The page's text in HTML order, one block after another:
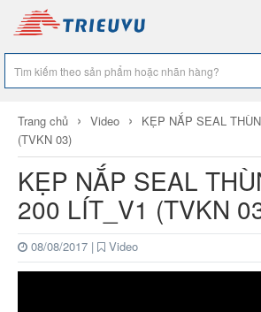
Trang chủ › Video ›
KẸP NẮP SEAL
(TVKN 03)
KẸP NẮP SEAL
200 LÍT_V1 (TVKN
08/08/2017 | Video